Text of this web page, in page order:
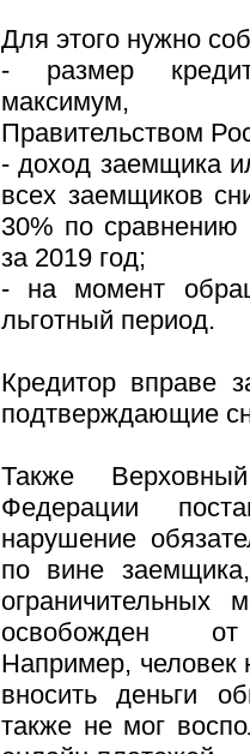
Для этого нужно
- размер
максимум,
Правительством
- доход заемщика
всех заемщиков
30% по
за 2019 год;
- на момент
льготный период.
Кредитор вправе
подтверждающие
Также
Федерации
нарушение
по вине
освобожден от
Например, человек
вносить деньги
также не мог